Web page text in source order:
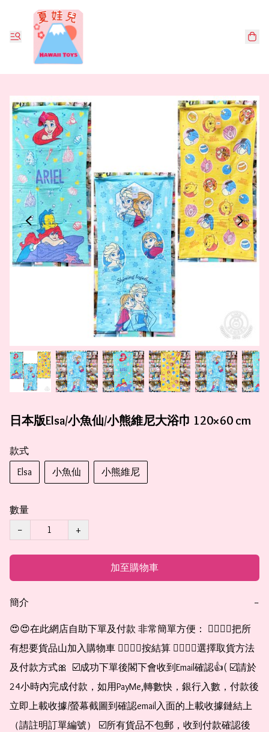
日本版Elsa/小魚仙/小熊維尼大浴巾 120×60 cm
款式
Elsa
小魚仙 小熊維尼
數量
−
+
加至購物車
簡介 −
😍😍在此網店自助下單及付款 非常簡單方便： 👉🏻👉🏻把所
有想要貨品山加入購物車 👉🏻👉🏻按結算 👉🏻👉🏻選擇取貨方法
及付款方式🎀  ☑️成功下單後閣下會收到Email確認👍( ☑️請於
24小時內完成付款，如用PayMe,轉數快，銀行入數，付款後
立即上載收據/螢幕截圖到確認email入面的上載收據鏈結上
（請註明訂單編號） ☑️所有貨品不包郵，收到付款確認後